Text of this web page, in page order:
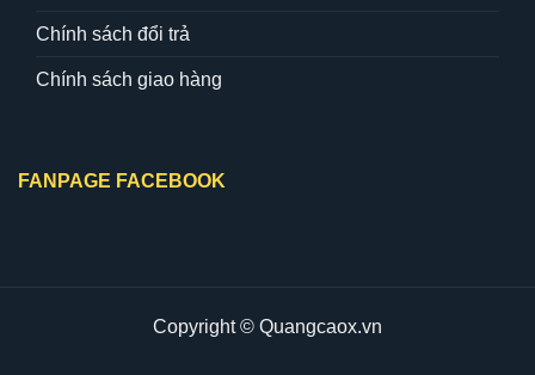
Chính sách đổi trả
Chính sách giao hàng
FANPAGE FACEBOOK
Copyright © Quangcaox.vn